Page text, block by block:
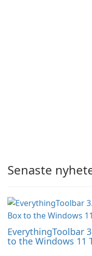
Senaste
EverythingToolbar
to the Windows 11